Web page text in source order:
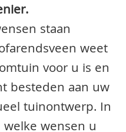
staan
weet
voor u is en
besteden aan uw
tuinontwerp. In